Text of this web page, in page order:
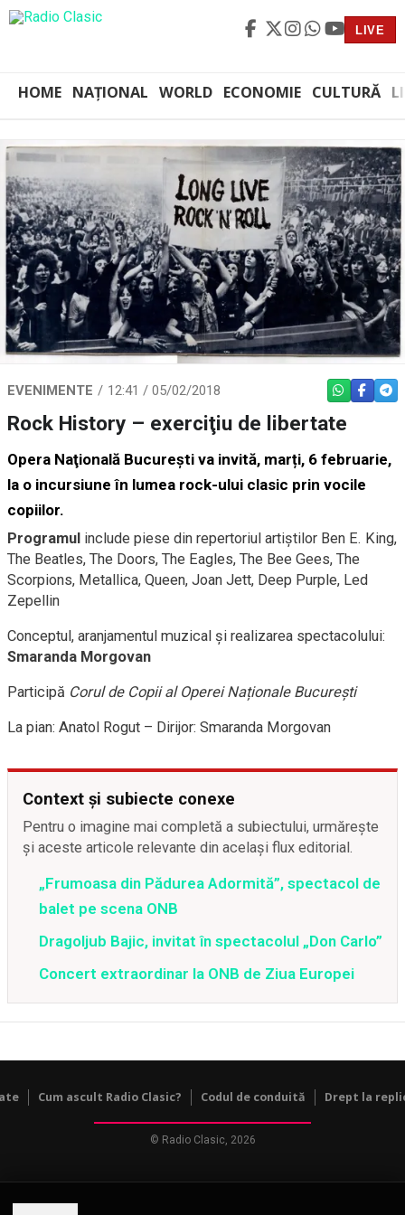
LIVE
HOME NAȚIONAL WORLD ECONOMIE CULTURĂ
EVENIMENTE 12:41 / 05/02/2018 WHATSAPP
Rock History – exerciţiu de libertate
Opera Naţională Bucureşti va invită, marți, 6 februarie,
la o incursiune în lumea rock-ului clasic prin vocile
copiilor.
Programul include piese din repertoriul artiştilor Ben E. King,
The Beatles, The Doors, The Eagles, The Bee Gees, The
Scorpions, Metallica, Queen, Joan Jett, Deep Purple, Led
Zepellin
Conceptul, aranjamentul muzical și realizarea spectacolului:
Smaranda Morgovan
Participă Corul de Copii al Operei Naționale București
La pian: Anatol Rogut – Dirijor: Smaranda Morgovan
Context și subiecte conexe
Pentru o imagine mai completă a subiectului, urmărește
și aceste articole relevante din același flux editorial.
„Frumoasa din Pădurea Adormită”, spectacol de
balet pe scena ONB
Dragoljub Bajic, invitat în spectacolul „Don Carlo”
Concert extraordinar la ONB de Ziua Europei
Cum ascult Radio Clasic? Codul de conduită Drept la
© Radio Clasic, 2026